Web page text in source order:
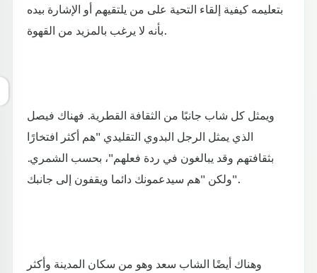
بتعليمه كيفية إلقاء التحية على من يلتقيهم أو الإشارة بيده
بأنه لا يرغب بالمزيد من القهوة.
ويمثل كل شاب جانبًا من الثقافة القطرية. فهناك فيصل
الذي يمثل الرجل البدوي التقليدي "هم أكثر افتخارًا
بثقافتهم وقد يبالغون في ردة فعلهم"، بحسب الشمري.
ولكن "هم سيدعمونك دائما ويقفون إلى جانبك".
وهناك أيضًا الشاب سعد وهو من سكان المدينة وأكثر